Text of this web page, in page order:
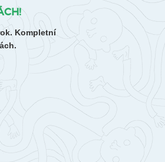
Kompletní